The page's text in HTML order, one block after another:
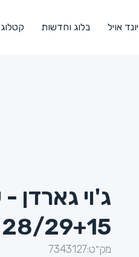
אויל בלוג וחדשות קטלוג
ג'וי גארדן
28/29+15 - 1/250
מק״ט:7343127